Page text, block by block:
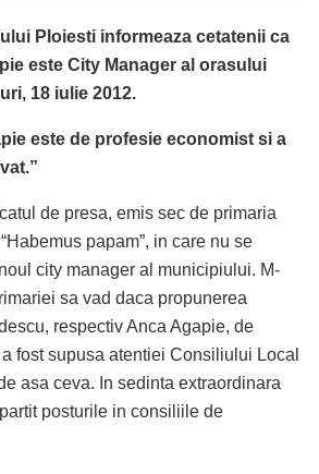
Ploiesti informeaza cetatenii ca
este City Manager al orasului
18 iulie 2012.
este de profesie economist si a
de presa, emis sec de primaria
papam”, in care nu se
city manager al municipiului. M-
sa vad daca propunerea
respectiv Anca Agapie, de
fost supusa atentiei Consiliului Local
asa ceva. In sedinta extraordinara
posturile in consiliile de